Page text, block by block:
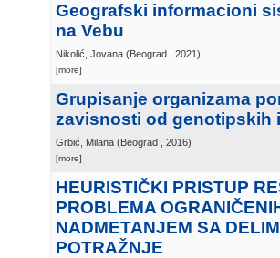
Geografski informacioni
na Vebu
Nikolić, Jovana (Beograd , 2021)
[more]
Grupisanje organizama
zavisnosti od genotipskih
Grbić, Milana (Beograd , 2016)
[more]
HEURISTIČKI PRISTUP
PROBLEMA
NADMETANJEM SA
POTRAŽNJE